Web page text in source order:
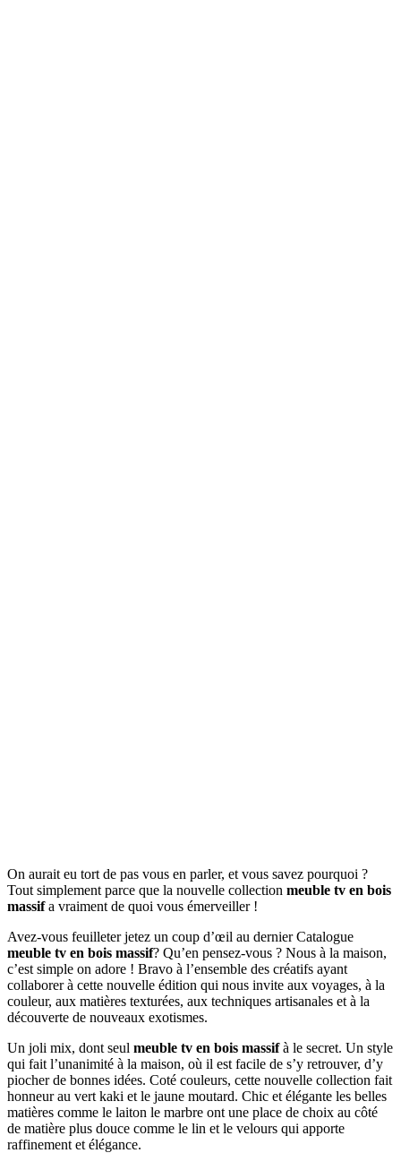
On aurait eu tort de pas vous en parler, et vous savez pourquoi ?
Tout simplement parce que la nouvelle collection meuble tv en bois
massifa vraiment de quoi vous émerveiller !
Avez-vous feuilleter jetez un coup d’œil au dernier Catalogue
meuble tv en bois massif? Qu’en pensez-vous ? Nous à la maison,
c’est simple on adore ! Bravo à l’ensemble des créatifs ayant
collaborer à cette nouvelle édition qui nous invite aux voyages, à la
couleur, aux matières texturées, aux techniques artisanales et à la
découverte de nouveaux exotismes.
Un joli mix, dont seul meuble tv en bois massifà le secret. Un style
qui fait l’unanimité à la maison, où il est facile de s’y retrouver, d’y
piocher de bonnes idées. Coté couleurs, cette nouvelle collection fait
honneur au vert kaki et le jaune moutard. Chic et élégante les belles
matières comme le laiton le marbre ont une place de choix au côté
de matière plus douce comme le lin et le velours qui apporte
raffinement et élégance.